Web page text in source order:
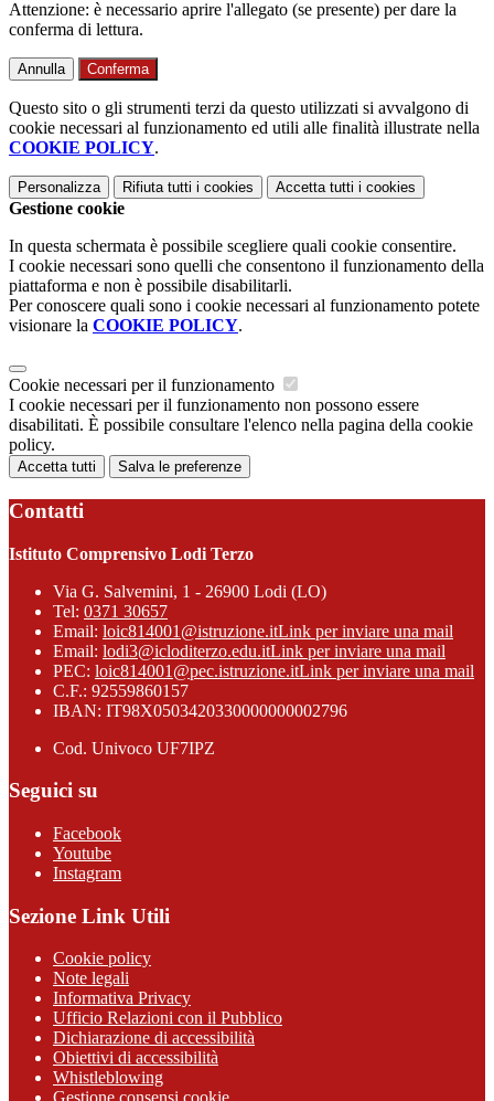
Attenzione: è necessario aprire l'allegato (se presente) per dare la
conferma di lettura.
Annulla Conferma
Questo sito o gli strumenti terzi da questo utilizzati si avvalgono di
cookie necessari al funzionamento ed utili alle finalità illustrate nella
COOKIE POLICY.
Personalizza Rifiuta tutti i cookies Accetta tutti i cookies
Gestione cookie
In questa schermata è possibile scegliere quali cookie consentire.
I cookie necessari sono quelli che consentono il funzionamento della
piattaforma e non è possibile disabilitarli.
Per conoscere quali sono i cookie necessari al funzionamento potete
visionare la COOKIE POLICY.
Cookie necessari per il funzionamento
I cookie necessari per il funzionamento non possono essere
disabilitati. È possibile consultare l'elenco nella pagina della cookie
policy.
Accetta tutti Salva le preferenze
Contatti
Istituto Comprensivo Lodi Terzo
Via G. Salvemini, 1 - 26900 Lodi (LO)
Tel: 0371 30657
Email: loic814001@istruzione.itLink per inviare una mail
Email: lodi3@icloditerzo.edu.itLink per inviare una mail
PEC: loic814001@pec.istruzione.itLink per inviare una mail
C.F.: 92559860157
IBAN: IT98X0503420330000000002796
Cod. Univoco UF7IPZ
Seguici su
Facebook
Youtube
Instagram
Sezione Link Utili
Cookie policy
Note legali
Informativa Privacy
Ufficio Relazioni con il Pubblico
Dichiarazione di accessibilità
Obiettivi di accessibilità
Whistleblowing